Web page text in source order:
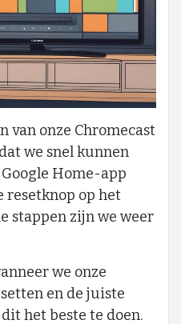
van onze Chromecast
we snel kunnen
Home-app
resetknop op het
stappen zijn we weer
we onze
en de juiste
het beste te doen.